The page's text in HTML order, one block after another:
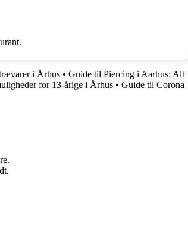
i Århus • Guide til Piercing i Aarhus: Alt
for 13-årige i Århus • Guide til Corona